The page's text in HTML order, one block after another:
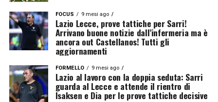
FOCUS 9 mesi ago
Lazio Lecce, prove tattiche per Sarri!
Arrivano buone notizie dall’infermeria ma è
ancora out Castellanos! Tutti gli
aggiornamenti
FORMELLO 9 mesi ago
Lazio al lavoro con la doppia seduta: Sarri
guarda al Lecce e attende il rientro di
Isaksen e Dia per le prove tattiche decisive